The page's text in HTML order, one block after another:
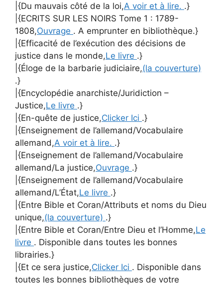
|{Du mauvais côté de la loi,A voir et à lire. .}
|{ECRITS SUR LES NOIRS Tome 1 : 1789-
1808,Ouvrage . A emprunter en bibliothèque.}
|{Efficacité de l’exécution des décisions de
justice dans le monde,Le livre .}
|{Éloge de la barbarie judiciaire,(la couverture)
.}
|{Encyclopédie anarchiste/Juridiction –
Justice,Le livre .}
|{En-quête de justice,Clicker Ici .}
|{Enseignement de l’allemand/Vocabulaire
allemand,A voir et à lire. .}
|{Enseignement de l’allemand/Vocabulaire
allemand/La justice,Ouvrage .}
|{Enseignement de l’allemand/Vocabulaire
allemand/L’État,Le livre .}
|{Entre Bible et Coran/Attributs et noms du Dieu
unique,(la couverture) .}
|{Entre Bible et Coran/Entre Dieu et l’Homme,Le
livre . Disponible dans toutes les bonnes
librairies.}
|{Et ce sera justice,Clicker Ici . Disponible dans
toutes les bonnes bibliothèques de votre